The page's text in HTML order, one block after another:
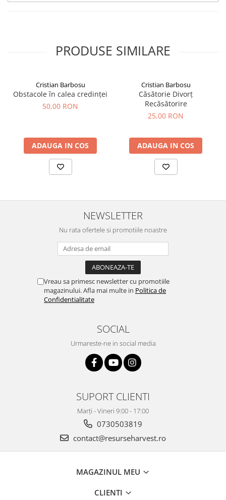
PRODUSE SIMILARE
Cristian Barbosu
Obstacole în calea credinței
50,00 RON
ADAUGA IN COS
Cristian Barbosu
Căsătorie Divorț
Recăsătorire
25,00 RON
ADAUGA IN COS
NEWSLETTER
Nu rata ofertele si promotiile noastre
Vreau sa primesc newsletter cu promotiile
magazinului. Afla mai multe in Politica de
Confidentialitate
SOCIAL
Urmareste-ne in social media
SUPORT CLIENTI
Marți - Vineri 9:00 - 17:00
0730503819
contact@resurseharvest.ro
MAGAZINUL MEU
CLIENTI